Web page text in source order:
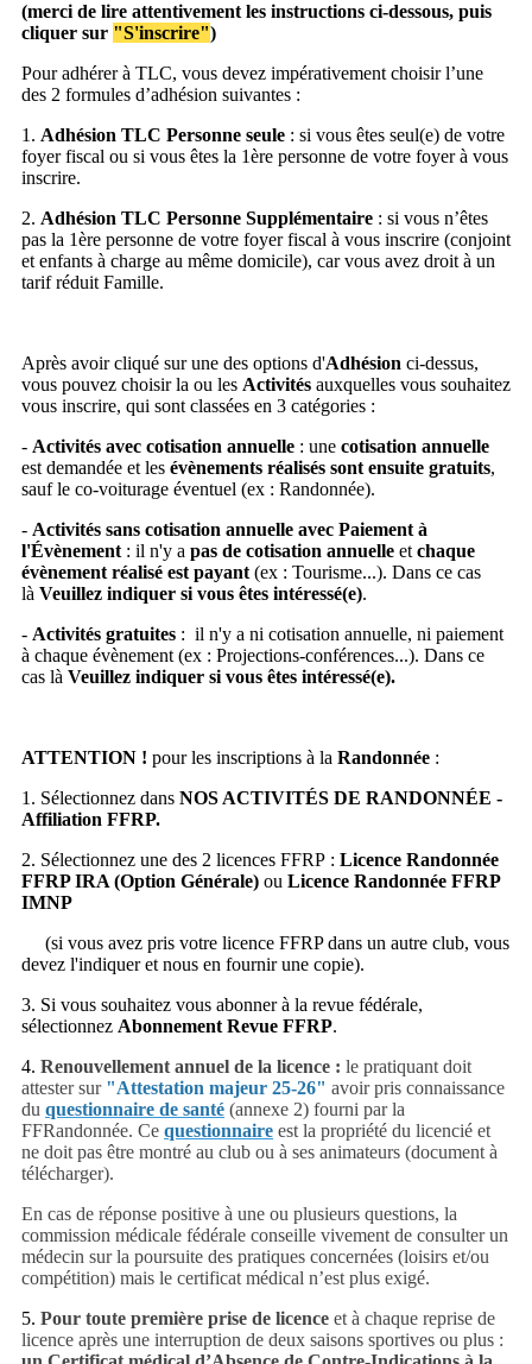
(merci de lire attentivement les instructions ci-dessous, puis
cliquer sur "S'inscrire")
Pour adhérer à TLC, vous devez impérativement choisir l’une
des 2 formules d’adhésion suivantes :
1. Adhésion TLC Personne seule : si vous êtes seul(e) de votre
foyer fiscal ou si vous êtes la 1ère personne de votre foyer à vous
inscrire.
2. Adhésion TLC Personne Supplémentaire : si vous n’êtes
pas la 1ère personne de votre foyer fiscal à vous inscrire (conjoint
et enfants à charge au même domicile), car vous avez droit à un
tarif réduit Famille.
Après avoir cliqué sur une des options d'Adhésion ci-dessus,
vous pouvez choisir la ou les Activités auxquelles vous souhaitez
vous inscrire, qui sont classées en 3 catégories :
- Activités avec cotisation annuelle : une cotisation annuelle
est demandée et les évènements réalisés sont ensuite gratuits,
sauf le co-voiturage éventuel (ex : Randonnée).
- Activités sans cotisation annuelle avec Paiement à
l'Évènement : il n'y a pas de cotisation annuelle et chaque
évènement réalisé est payant (ex : Tourisme...). Dans ce cas
là Veuillez indiquer si vous êtes intéressé(e).
- Activités gratuites : il n'y a ni cotisation annuelle, ni paiement
à chaque évènement (ex : Projections-conférences...). Dans ce
cas là Veuillez indiquer si vous êtes intéressé(e).
ATTENTION ! pour les inscriptions à la Randonnée :
1. Sélectionnez dans NOS ACTIVITÉS DE RANDONNÉE -
Affiliation FFRP.
2. Sélectionnez une des 2 licences FFRP : Licence Randonnée
FFRP IRA (Option Générale) ou Licence Randonnée FFRP
IMNP
(si vous avez pris votre licence FFRP dans un autre club, vous
devez l'indiquer et nous en fournir une copie).
3. Si vous souhaitez vous abonner à la revue fédérale,
sélectionnez Abonnement Revue FFRP.
4. Renouvellement annuel de la licence : le pratiquant doit
attester sur "Attestation majeur 25-26" avoir pris connaissance
du questionnaire de santé (annexe 2) fourni par la
FFRandonnée. Ce questionnaire est la propriété du licencié et
ne doit pas être montré au club ou à ses animateurs (document à
télécharger).
En cas de réponse positive à une ou plusieurs questions, la
commission médicale fédérale conseille vivement de consulter un
médecin sur la poursuite des pratiques concernées (loisirs et/ou
compétition) mais le certificat médical n’est plus exigé.
5. Pour toute première prise de licence et à chaque reprise de
licence après une interruption de deux saisons sportives ou plus :